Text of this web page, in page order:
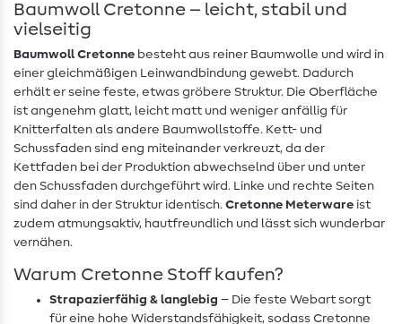
Baumwoll Cretonne – leicht, stabil und
vielseitig
Baumwoll Cretonne besteht aus reiner Baumwolle und wird in
einer gleichmäßigen Leinwandbindung gewebt. Dadurch
erhält er seine feste, etwas gröbere Struktur. Die Oberfläche
ist angenehm glatt, leicht matt und weniger anfällig für
Knitterfalten als andere Baumwollstoffe. Kett- und
Schussfaden sind eng miteinander verkreuzt, da der
Kettfaden bei der Produktion abwechselnd über und unter
den Schussfaden durchgeführt wird. Linke und rechte Seiten
sind daher in der Struktur identisch. Cretonne Meterware ist
zudem atmungsaktiv, hautfreundlich und lässt sich wunderbar
vernähen.
Warum Cretonne Stoff kaufen?
Strapazierfähig & langlebig – Die feste Webart sorgt
für eine hohe Widerstandsfähigkeit, sodass Cretonne